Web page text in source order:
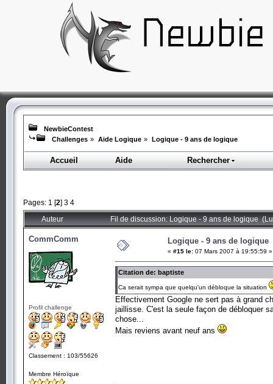
NewbieContest
Challenges » Aide Logique » Logique - 9 ans de logique
Accueil Aide Rechercher
Pages: 1 [2] 3 4
Auteur Fil de discussion: Logique - 9 ans de logique
CommComm
Profil challenge
Classement : 103/55626
Membre Héroïque
Logique - 9 ans de logique
« #15 le: 07 Mars 2007 à 19:55:59 »
Citation de: baptiste
Ca serait sympa que quelqu'un débloque la situation
Effectivement Google ne sert pas à grand
jaillisse. C'est la seule façon de débloquer
chose...
Mais reviens avant neuf ans